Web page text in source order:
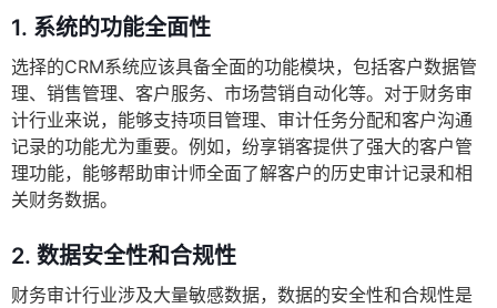
1. 系统的功能全面性
选择的CRM系统应该具备全面的功能模块，包括客户数据管
理、销售管理、客户服务、市场营销自动化等。对于财务审
计行业来说，能够支持项目管理、审计任务分配和客户沟通
记录的功能尤为重要。例如，纷享销客提供了强大的客户管
理功能，能够帮助审计师全面了解客户的历史审计记录和相
关财务数据。
2. 数据安全性和合规性
财务审计行业涉及大量敏感数据，数据的安全性和合规性是